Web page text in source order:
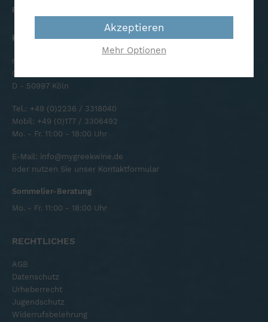
Firmen-Geschenkservice
KONTAKT
mygreekwine
Otto-Hahn-Straße 21-23
D - 50997 Köln
Tel.: +49 (0)2236 / 3318040
Mobil: +49 (0)177 / 3306492
Mo. - Fr. 11:00 - 18:00 Uhr
E-Mail: info@mygreekwine.de
oder nutzen Sie unser Kontaktformular
Sommelier-Beratung
Mo. - Fr. 11:00 - 18:00 Uhr
RECHTLICHES
AGB
Datenschutz
Urheberrecht
Jugendschutz
Widerrufsbelehrung
Akzeptieren
Mehr Optionen